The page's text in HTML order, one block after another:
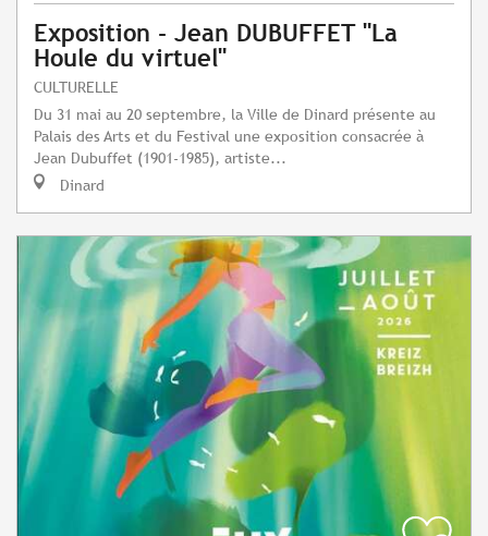
Exposition - Jean DUBUFFET "La
Houle du virtuel"
CULTURELLE
Du 31 mai au 20 septembre, la Ville de Dinard présente au
Palais des Arts et du Festival une exposition consacrée à
Jean Dubuffet (1901-1985), artiste...
Dinard